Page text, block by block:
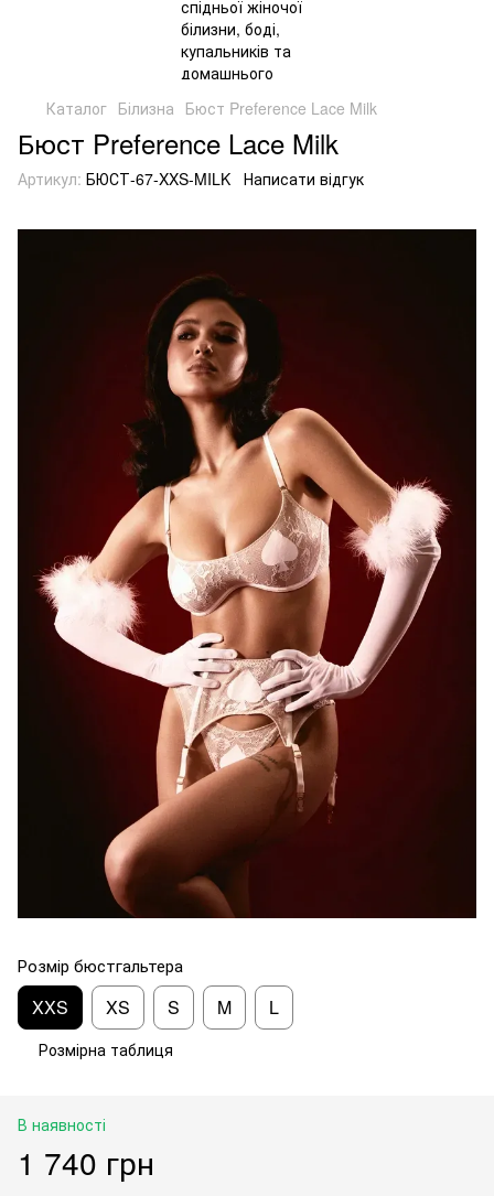
Каталог Білизна Бюст Preference Lace Milk
Бюст Preference Lace Milk
Артикул: БЮСТ-67-XXS-MILK Написати відгук
Розмір бюстгальтера
XXS XS S M L
Розмірна таблиця
В наявності
1 740 грн